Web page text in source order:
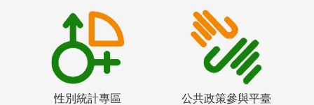
性別統計專區 公共政策參與平臺